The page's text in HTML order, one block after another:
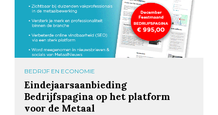
BEDRIJF EN ECONOMIE
Eindejaarsaanbieding
Bedrijfspagina op het platform
voor de Metaal